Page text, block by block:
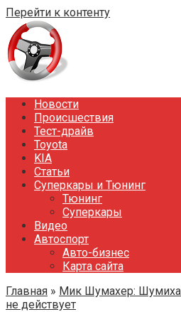
Перейти к контенту
Новости
Происшествия
Тест-драйв
Toyota
KIA
Статьи
Суперкары и Тюнинг
Тюнинг
Суперкары
Видео
Автоспорт
Авто-бизнес
Карта сайта
Главная » Мик Шумахер: Шумиха
не действует